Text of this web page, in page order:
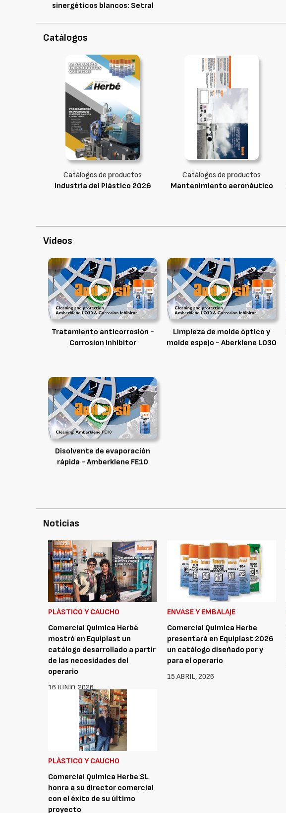
sinergéticos blancos: Setral
Catálogos
Catálogos de productos
Industria del Plástico 2026
Catálogos de productos
Mantenimiento aeronáutico
Vídeos
Tratamiento anticorrosión -
Corrosion Inhibitor
Limpieza de molde óptico y
molde espejo - Aberklene LO30
Disolvente de evaporación
rápida - Amberklene FE10
Noticias
PLÁSTICO Y CAUCHO
Comercial Química Herbé
mostró en Equiplast un
catálogo desarrollado a partir
de las necesidades del
operario
16 JUNIO, 2026
ENVASE Y EMBALAJE
Comercial Química Herbe
presentará en Equiplast 2026
un catálogo diseñado por y
para el operario
15 ABRIL, 2026
PLÁSTICO Y CAUCHO
Comercial Química Herbe SL
honra a su director comercial
con el éxito de su último
proyecto